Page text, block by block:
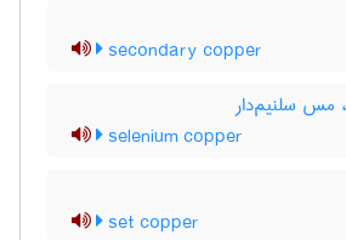
secondary copper
مس سلنیم‌دار
selenium copper
set copper